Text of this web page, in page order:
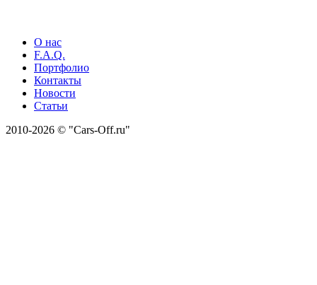
О нас
F.A.Q.
Портфолио
Контакты
Новости
Статьи
2010-2026 © "Cars-Off.ru"